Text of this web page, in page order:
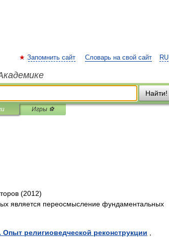
RU
Запомнить сайт Словарь на свой сайт
Найти!
Игры ⚽
(2012)
является переосмысление фундаментальных
религиоведческой реконструкции